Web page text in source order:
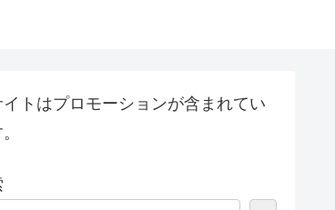
トはプロモーションが含まれてい